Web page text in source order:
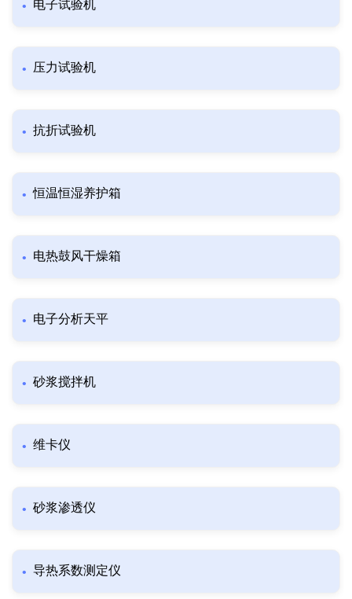
电子试验机
压力试验机
抗折试验机
恒温恒湿养护箱
电热鼓风干燥箱
电子分析天平
砂浆搅拌机
维卡仪
砂浆渗透仪
导热系数测定仪